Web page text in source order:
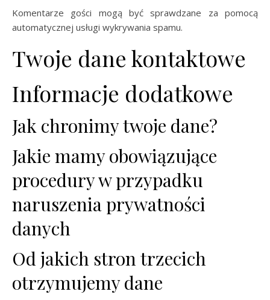
Komentarze gości mogą być sprawdzane za pomocą
automatycznej usługi wykrywania spamu.
Twoje dane kontaktowe
Informacje dodatkowe
Jak chronimy twoje dane?
Jakie mamy obowiązujące
procedury w przypadku
naruszenia prywatności
danych
Od jakich stron trzecich
otrzymujemy dane